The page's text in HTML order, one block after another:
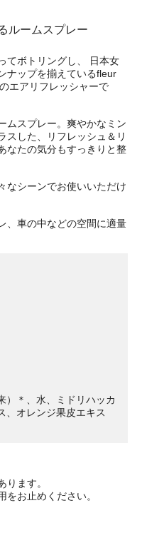
ルームスプレー
てボトリングし、 日本女
ナップを揃えているfleur
エアリフレッシャーで
ムスプレー。爽やかなミン
スした、リフレッシュ＆リ
なたの気分もすっきりと整
なシーンでお使いいただけ
、車の中などの空間に適量
）＊、水、ミドリハッカ
、オレンジ果皮エキス
ます。
お止めください。